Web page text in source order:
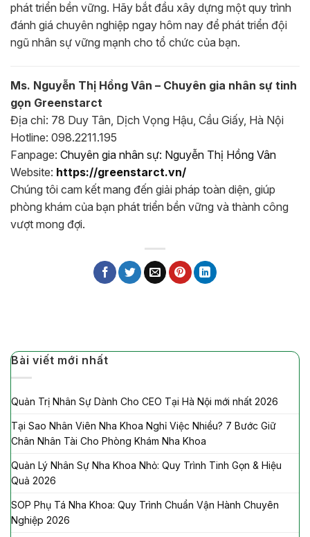
phát triển bền vững. Hãy bắt đầu xây dựng một quy trình
đánh giá chuyên nghiệp ngay hôm nay để phát triển đội
ngũ nhân sự vững mạnh cho tổ chức của bạn.
Ms. Nguyễn Thị Hồng Vân – Chuyên gia nhân sự tinh
gọn Greenstarct
Địa chỉ: 78 Duy Tân, Dịch Vọng Hậu, Cầu Giấy, Hà Nội
Hotline: 098.2211.195
Fanpage: Chuyên gia nhân sự: Nguyễn Thị Hồng Vân
Website: https://greenstarct.vn/
Chúng tôi cam kết mang đến giải pháp toàn diện, giúp
phòng khám của bạn phát triển bền vững và thành công
vượt mong đợi.
Bài viết mới nhất
Quản Trị Nhân Sự Dành Cho CEO Tại Hà Nội mới nhất 2026
Tại Sao Nhân Viên Nha Khoa Nghỉ Việc Nhiều? 7 Bước Giữ
Chân Nhân Tài Cho Phòng Khám Nha Khoa
Quản Lý Nhân Sự Nha Khoa Nhỏ: Quy Trình Tinh Gọn & Hiệu
Quả 2026
SOP Phụ Tá Nha Khoa: Quy Trình Chuẩn Vận Hành Chuyên
Nghiệp 2026